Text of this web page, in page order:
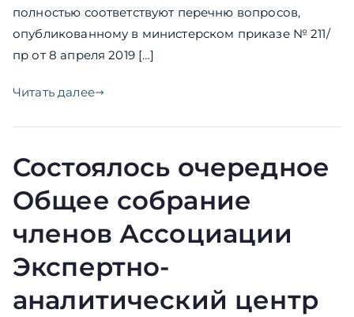
полностью соответствуют перечню вопросов,
опубликованному в министерском приказе № 211/
пр от 8 апреля 2019 […]
Читать далее
Состоялось очередное
Общее собрание
членов Ассоциации
Экспертно-
аналитический центр